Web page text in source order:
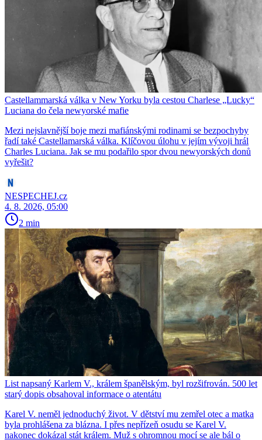
Castellammarská válka v New Yorku byla cestou Charlese „Lucky“
Luciana do čela newyorské mafie
Mezi nejslavnější boje mezi mafiánskými rodinami se bezpochyby
řadí také Castellamarská válka. Klíčovou úlohu v jejím vývoji hrál
Charles Luciana. Jak se mu podařilo spor dvou newyorských donů
vyřešit?
NESPECHEJ.cz
4. 8. 2026, 05:00
2 min
List napsaný Karlem V., králem španělským, byl rozšifrován. 500 let
starý dopis obsahoval informace o atentátu
Karel V. neměl jednoduchý život. V dětství mu zemřel otec a matka
byla prohlášena za blázna. I přes nepřízeň osudu se Karel V.
nakonec dokázal stát králem. Muž s ohromnou mocí se ale bál o